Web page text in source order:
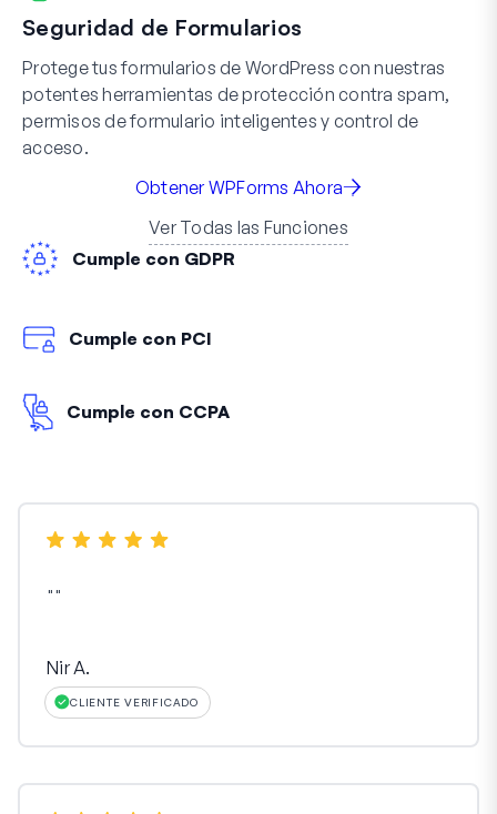
Seguridad de Formularios
Protege tus formularios de WordPress con nuestras
potentes herramientas de protección contra spam,
permisos de formulario inteligentes y control de
acceso.
Obtener WPForms Ahora
Ver Todas las Funciones
Cumple con GDPR
Cumple con PCI
Cumple con CCPA
""
Nir A.
CLIENTE VERIFICADO